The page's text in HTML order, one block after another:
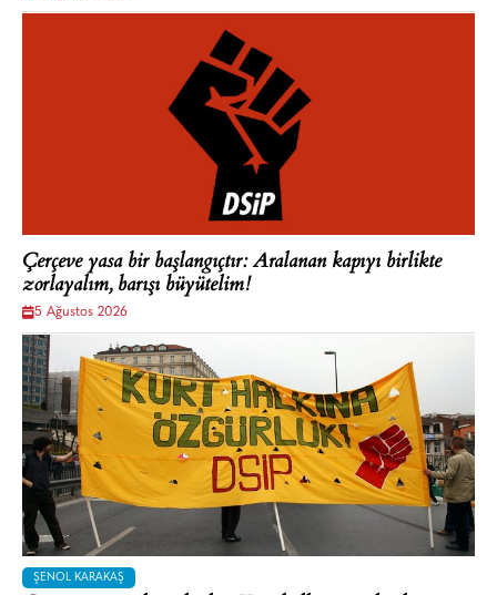
Çerçeve yasa bir başlangıçtır: Aralanan kapıyı birlikte
zorlayalım, barışı büyütelim!
5 Ağustos 2026
ŞENOL KARAKAŞ